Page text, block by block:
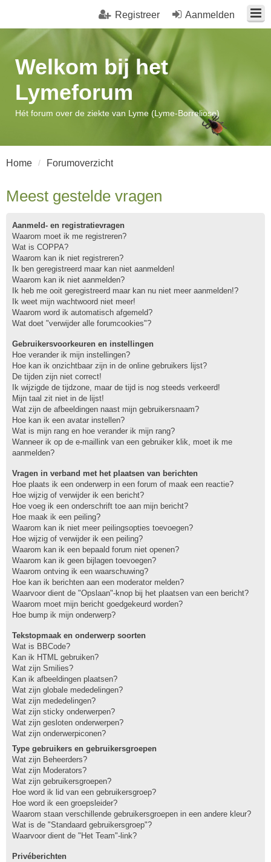
Aanmelden
Registreer
Welkom bij het
Lymeforum
Hét forum over de ziekte van Lyme (Lyme-Borreliose)
Home Forumoverzicht
Meest gestelde vragen
Aanmeld- en registratievragen
Waarom moet ik me registreren?
Wat is COPPA?
Waarom kan ik niet registreren?
Ik ben geregistreerd maar kan niet aanmelden!
Waarom kan ik niet aanmelden?
Ik heb me ooit geregistreerd maar kan nu niet meer aanmelden!?
Ik weet mijn wachtwoord niet meer!
Waarom word ik automatisch afgemeld?
Wat doet "verwijder alle forumcookies"?
Gebruikersvoorkeuren en instellingen
Hoe verander ik mijn instellingen?
Hoe kan ik onzichtbaar zijn in de online gebruikers lijst?
De tijden zijn niet correct!
Ik wijzigde de tijdzone, maar de tijd is nog steeds verkeerd!
Mijn taal zit niet in de lijst!
Wat zijn de afbeeldingen naast mijn gebruikersnaam?
Hoe kan ik een avatar instellen?
Wat is mijn rang en hoe verander ik mijn rang?
Wanneer ik op de e-maillink van een gebruiker klik, moet ik me
aanmelden?
Vragen in verband met het plaatsen van berichten
Hoe plaats ik een onderwerp in een forum of maak een reactie?
Hoe wijzig of verwijder ik een bericht?
Hoe voeg ik een onderschrift toe aan mijn bericht?
Hoe maak ik een peiling?
Waarom kan ik niet meer peilingsopties toevoegen?
Hoe wijzig of verwijder ik een peiling?
Waarom kan ik een bepaald forum niet openen?
Waarom kan ik geen bijlagen toevoegen?
Waarom ontving ik een waarschuwing?
Hoe kan ik berichten aan een moderator melden?
Waarvoor dient de "Opslaan"-knop bij het plaatsen van een bericht?
Waarom moet mijn bericht goedgekeurd worden?
Hoe bump ik mijn onderwerp?
Tekstopmaak en onderwerp soorten
Wat is BBCode?
Kan ik HTML gebruiken?
Wat zijn Smilies?
Kan ik afbeeldingen plaatsen?
Wat zijn globale mededelingen?
Wat zijn mededelingen?
Wat zijn sticky onderwerpen?
Wat zijn gesloten onderwerpen?
Wat zijn onderwerpiconen?
Type gebruikers en gebruikersgroepen
Wat zijn Beheerders?
Wat zijn Moderators?
Wat zijn gebruikersgroepen?
Hoe word ik lid van een gebruikersgroep?
Hoe word ik een groepsleider?
Waarom staan verschillende gebruikersgroepen in een andere kleur?
Wat is de "Standaard gebruikersgroep"?
Waarvoor dient de "Het Team"-link?
Privéberichten